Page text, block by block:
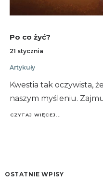
Po co żyć?
21 stycznia
Artykuły
Kwestia tak oczywista,
naszym myśleniu.
CZYTAJ WIĘCEJ...
OSTATNIE WPISY